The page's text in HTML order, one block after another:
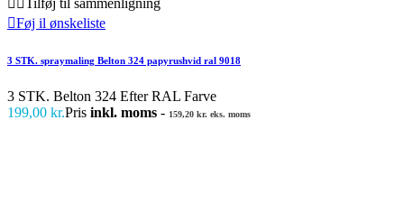
Føj il ønskeliste
3 STK. spraymaling Belton 324 papyrushvid ral 9018
3 STK. Belton 324 Efter RAL Farve
199,00 kr.Pris inkl. moms - 159,20 kr. eks. moms